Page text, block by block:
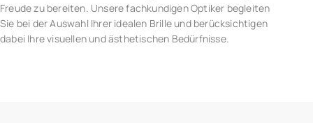
Freude zu bereiten. Unsere fachkundigen Optiker begleiten
Sie bei der Auswahl Ihrer idealen Brille und berücksichtigen
dabei Ihre visuellen und ästhetischen Bedürfnisse.